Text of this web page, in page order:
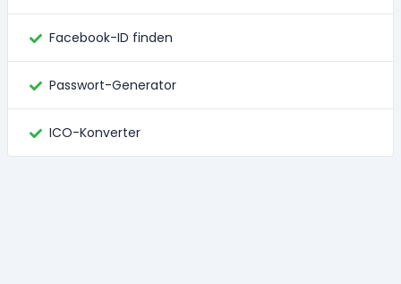
Facebook-ID finden
Passwort-Generator
ICO-Konverter